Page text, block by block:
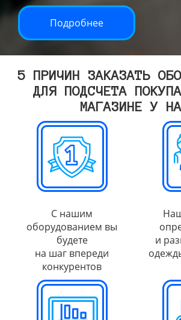
Подробнее
5 ПРИЧИН ЗАКАЗАТЬ
ДЛЯ ПОДСЧЕТА
МАГАЗИНЕ У
С нашим
оборудованием вы
будете
на шаг впереди
конкурентов
и